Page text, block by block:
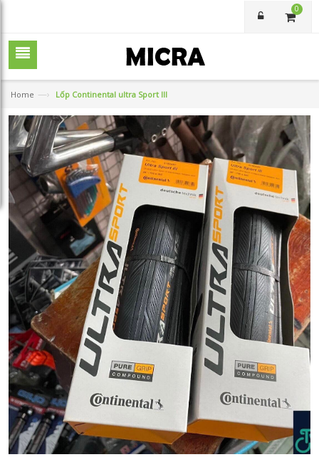
0
Home —› Lốp Continental ultra Sport III